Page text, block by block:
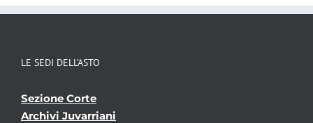
LE SEDI DELL’ASTO
Sezione Corte
Archivi Juvarriani